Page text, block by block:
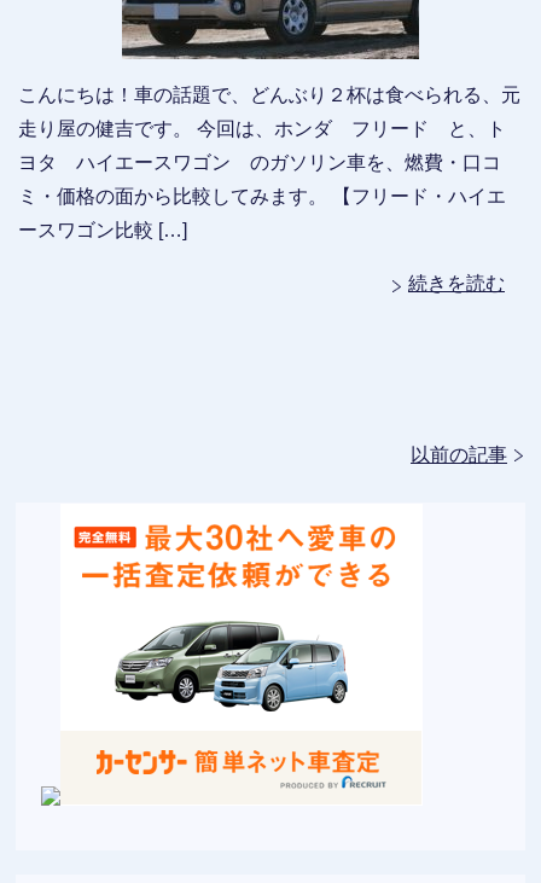
こんにちは！車の話題で、どんぶり２杯は食べられる、元
走り屋の健吉です。 今回は、ホンダ フリード と、ト
ヨタ ハイエースワゴン のガソリン車を、燃費・口コ
ミ・価格の面から比較してみます。 【フリード・ハイエ
ースワゴン比較 […]
続きを読む
以前の記事